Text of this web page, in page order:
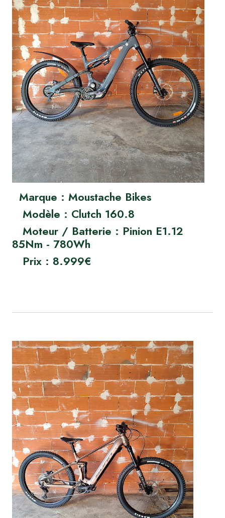
Marque : Moustache Bikes
Modèle : Clutch 160.8
Moteur / Batterie : Pinion E1.12
85Nm - 780Wh
Prix : 8.999€